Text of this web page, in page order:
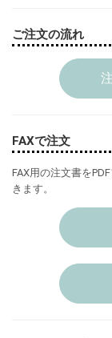
ご注文の流れ
FAXで注文
FAX用の注文書を
きます。